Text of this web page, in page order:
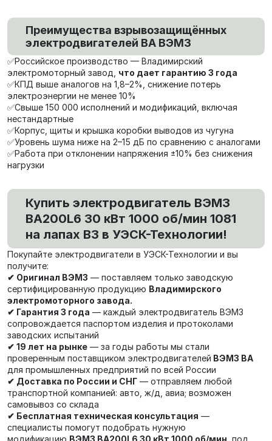
Преимущества взрывозащищённых
электродвигателей ВА ВЭМЗ
✅Российское производство — Владимирский
электромоторный завод, что дает гарантию 3 года
✅КПД выше аналогов на 1,8–2%, снижение потерь
электроэнергии не менее 10%
✅Свыше 150 000 исполнений и модификаций, включая
нестандартные
✅Корпус, щиты и крышка коробки выводов из чугуна
✅Уровень шума ниже на 2–15 дБ по сравнению с аналогами
✅Работа при отклонении напряжения ±10% без снижения
нагрузки
Купить электродвигатель ВЭМЗ
ВА200L6 30 кВт 1000 об/мин 1081
на лапах В3 в УЭСК-Технологии!
Покупайте электродвигатели в УЭСК-Технологии и вы
получите:
✔ Оригинал ВЭМЗ — поставляем только заводскую
сертифицированную продукцию Владимирского
электромоторного завода.
✔ Гарантия 3 года — каждый электродвигатель ВЭМЗ
сопровождается паспортом изделия и протоколами
заводских испытаний
✔ 19 лет на рынке — за годы работы мы стали
проверенным поставщиком электродвигателей ВЭМЗ ВА
для промышленных предприятий по всей России
✔ Доставка по России и СНГ — отправляем любой
транспортной компанией: авто, ж/д, авиа; возможен
самовывоз со склада
✔ Бесплатная техническая консультация —
специалисты помогут подобрать нужную